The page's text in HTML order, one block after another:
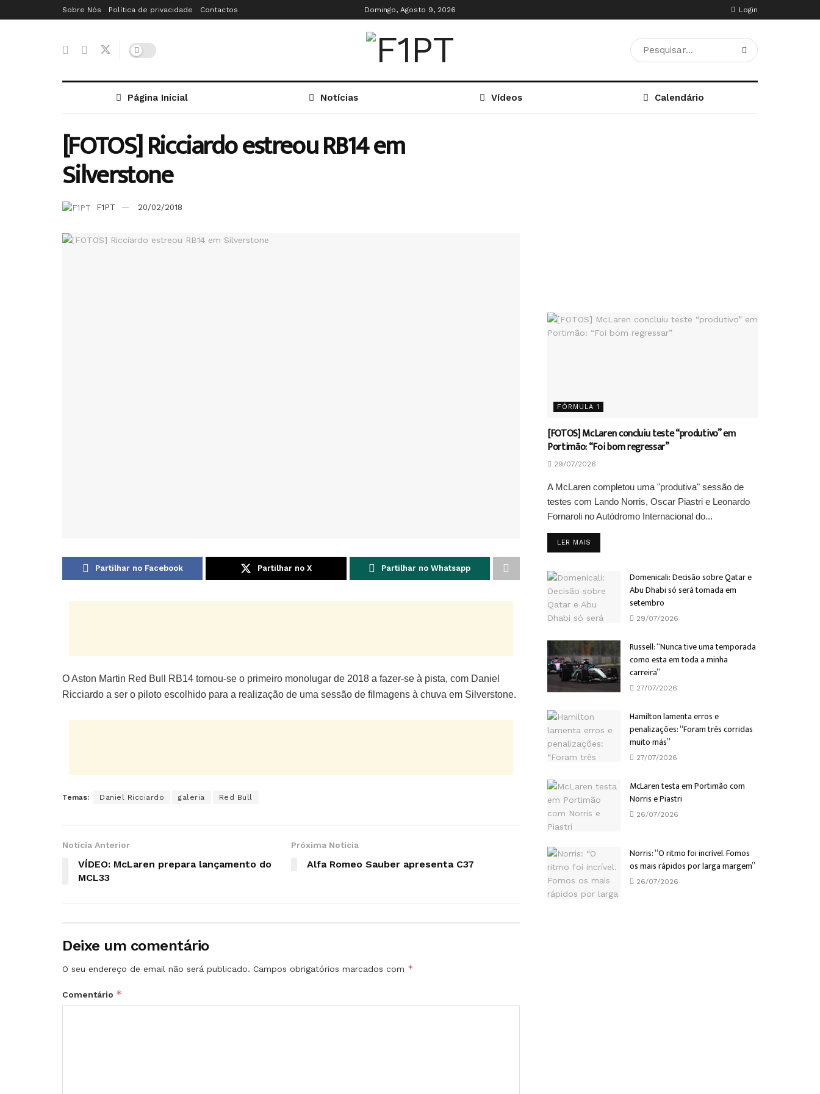
Sobre Nós Política de privacidade Contactos Domingo, Agosto 9, 2026 Login
Página Inicial Notícias Vídeos Calendário
[FOTOS] Ricciardo estreou RB14 em
Silverstone
F1PT 20/02/2018
Partilhar no Facebook Partilhar no X Partilhar no Whatsapp
O Aston Martin Red Bull RB14 tornou-se o primeiro monolugar de 2018 a fazer-se à pista, com Daniel
Ricciardo a ser o piloto escolhido para a realização de uma sessão de filmagens à chuva em Silverstone.
Temas: Daniel Ricciardo galeria Red Bull
Notícia Anterior
VÍDEO: McLaren prepara lançamento do
MCL33
Próxima Notícia
Alfa Romeo Sauber apresenta C37
Deixe um comentário
O seu endereço de email não será publicado. Campos obrigatórios marcados com *
Comentário *
FÓRMULA 1
[FOTOS] McLaren concluiu teste “produtivo” em
Portimão: “Foi bom regressar”
29/07/2026
A McLaren completou uma "produtiva" sessão de
testes com Lando Norris, Oscar Piastri e Leonardo
Fornaroli no Autódromo Internacional do...
LER MAIS
Domenicali: Decisão sobre Qatar e
Abu Dhabi só será tomada em
setembro
29/07/2026
Russell: “Nunca tive uma temporada
como esta em toda a minha
carreira”
27/07/2026
Hamilton lamenta erros e
penalizações: “Foram três corridas
muito más”
27/07/2026
McLaren testa em Portimão com
Norris e Piastri
26/07/2026
Norris: “O ritmo foi incrível. Fomos
os mais rápidos por larga margem”
26/07/2026